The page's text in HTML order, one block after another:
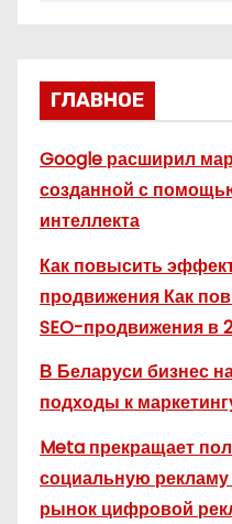
ГЛАВНОЕ
Google расширил
созданной с
интеллекта
Как повысить
продвижения Как
SEO-продвижения в
В Беларуси бизнес
подходы к
Meta прекращает
социальную
рынок цифровой